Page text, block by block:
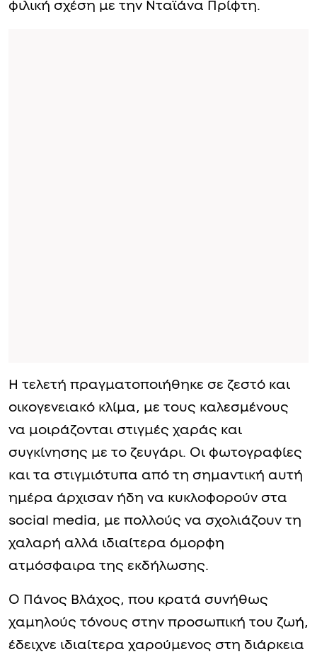
φιλική σχέση με την Νταϊάνα Πρίφτη.
Η τελετή πραγματοποιήθηκε σε ζεστό και
οικογενειακό κλίμα, με τους καλεσμένους
να μοιράζονται στιγμές χαράς και
συγκίνησης με το ζευγάρι. Οι φωτογραφίες
και τα στιγμιότυπα από τη σημαντική αυτή
ημέρα άρχισαν ήδη να κυκλοφορούν στα
social media, με πολλούς να σχολιάζουν τη
χαλαρή αλλά ιδιαίτερα όμορφη
ατμόσφαιρα της εκδήλωσης.
Ο Πάνος Βλάχος, που κρατά συνήθως
χαμηλούς τόνους στην προσωπική του ζωή,
έδειχνε ιδιαίτερα χαρούμενος στη διάρκεια